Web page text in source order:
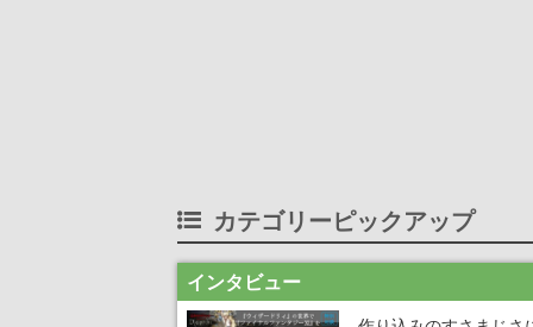
カテゴリーピックアップ
インタビュー